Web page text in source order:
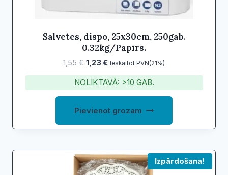
Salvetes, dispo, 25x30cm, 250gab.
0.32kg/Papīrs.
1,55€ Original
price
was:
1,55 €.
1,23€Current
price
is:
1,23 €.
Ieskaitot PVN(21%)
NOLIKTAVĀ: >10 GAB.
Pievienot grozam
Izpārdošana!